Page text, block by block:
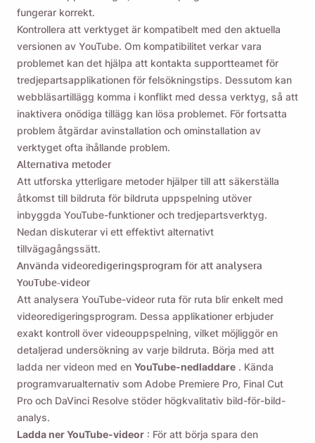
fungerar korrekt.
Kontrollera att verktyget är kompatibelt med den aktuella
versionen av YouTube. Om kompatibilitet verkar vara
problemet kan det hjälpa att kontakta supportteamet för
tredjepartsapplikationen för felsökningstips. Dessutom kan
webbläsartillägg komma i konflikt med dessa verktyg, så att
inaktivera onödiga tillägg kan lösa problemet. För fortsatta
problem åtgärdar avinstallation och ominstallation av
verktyget ofta ihållande problem.
Alternativa metoder
Att utforska ytterligare metoder hjälper till att säkerställa
åtkomst till bildruta för bildruta uppspelning utöver
inbyggda YouTube-funktioner och tredjepartsverktyg.
Nedan diskuterar vi ett effektivt alternativt
tillvägagångssätt.
Använda videoredigeringsprogram för att analysera
YouTube-videor
Att analysera YouTube-videor ruta för ruta blir enkelt med
videoredigeringsprogram. Dessa applikationer erbjuder
exakt kontroll över videouppspelning, vilket möjliggör en
detaljerad undersökning av varje bildruta. Börja med att
ladda ner videon med en YouTube-nedladdare . Kända
programvarualternativ som Adobe Premiere Pro, Final Cut
Pro och DaVinci Resolve stöder högkvalitativ bild-för-bild-
analys.
Ladda ner YouTube-videor : För att börja spara den